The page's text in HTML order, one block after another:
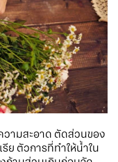
วามสะอาด ตัดส่วนของ
ย ตัวการที่ทำให้น้ำใน